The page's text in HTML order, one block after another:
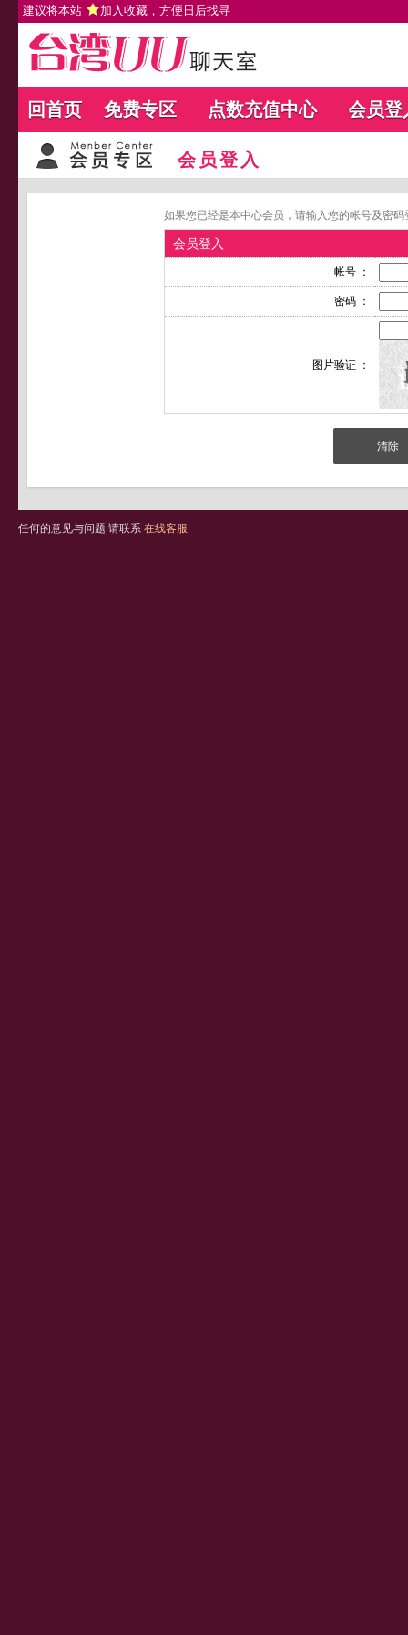
建议将本站 加入收藏 ，方便日后找寻
回首页 免费专区 点数充值中心 会员登
会员登入
如果您已经是本中心会员，请输入您的帐号及密
会员登入
帐号 ：
密码 ：
图片验证 ：
任何的意见与问题 请联系 在线客服